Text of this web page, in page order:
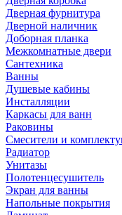
Дверная фурнитура
Дверной наличник
Доборная планка
Межкомнатные двери
Сантехника
Ванны
Душевые кабины
Инсталляции
Каркасы для ванн
Раковины
Смесители и
Радиатор
Унитазы
Полотенцесушитель
Экран для ванны
Напольные покрытия